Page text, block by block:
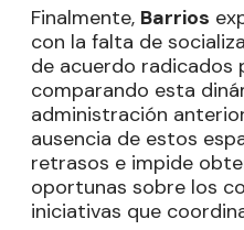
Finalmente, Barrios
con la falta de
de acuerdo radicados
comparando esta
administración
ausencia de estos
retrasos e impide
oportunas sobre los
iniciativas que